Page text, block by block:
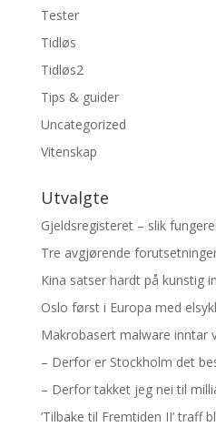
Tester
Tidløs
Tidløs2
Tips & guider
Uncategorized
Vitenskap
Utvalgte
Gjeldsregisteret – slik
Tre avgjørende
Kina satser hardt på kunstig
Oslo først i Europa med
Makrobasert malware inntar
– Derfor er Stockholm det
– Derfor takket jeg nei til
’Tilbake til Fremtiden II’ traff